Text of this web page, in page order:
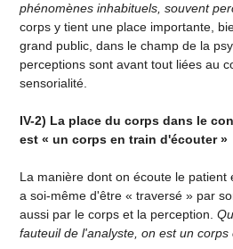
phénomènes inhabituels, souvent
corps y tient une place importante,
grand public, dans le champ de la
perceptions sont avant tout liées au
sensorialité.
IV-2) La place du corps dans le
est « un corps en train d'écouter »
La manière dont on écoute le patient
a soi-même d'être « traversé » par
aussi par le corps et la perception.
fauteuil de l'analyste, on est un